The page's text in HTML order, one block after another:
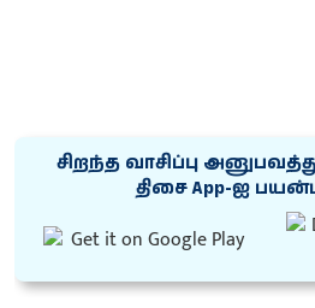
சிறந்த வாசிப்பு
திசை App-ஐ